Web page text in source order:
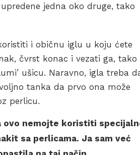
jedna oko druge, tako
i običnu iglu u koju ćete
čvrst konac i vezati ga, tako
ušicu. Naravno, igla treba
tanka da prvo ona može
perlicu.
ovo nemojte koristiti
sa perlicama. Ja sam već